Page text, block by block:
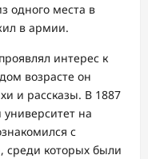
одного места в
в армии.
интерес к
возрасте он
и рассказы. В 1887
на
с
среди которых были